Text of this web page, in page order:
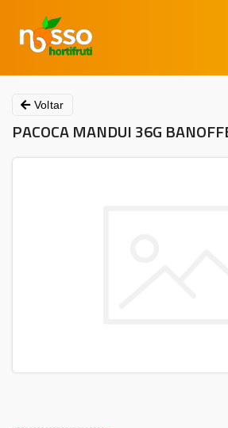
Voltar
PACOCA MANDUI 36G